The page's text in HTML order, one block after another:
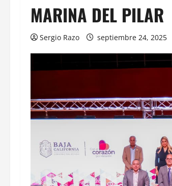
MARINA DEL PILAR
Sergio Razo septiembre 24, 2025